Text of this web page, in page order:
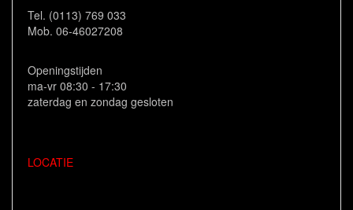
Tel. (0113) 769 033
Mob. 06-46027208
Openingstijden
ma-vr 08:30 - 17:30
zaterdag en zondag gesloten
LOCATIE